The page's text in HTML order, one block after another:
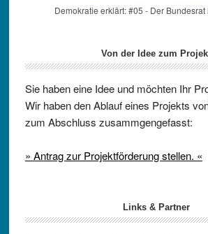
Demokratie erklärt: #05 - Der Bundesrat
Von der Idee zum
Sie haben eine Idee und möchten Ihr
Wir haben den Ablauf eines Projekts
zum Abschluss zusammgengefasst:
» Antrag zur Projektförderung stellen. «
Links & Partner